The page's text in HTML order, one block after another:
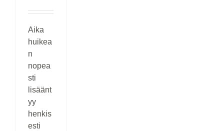
Aika
huikea
n
nopea
sti
lisäänt
yy
henkis
esti